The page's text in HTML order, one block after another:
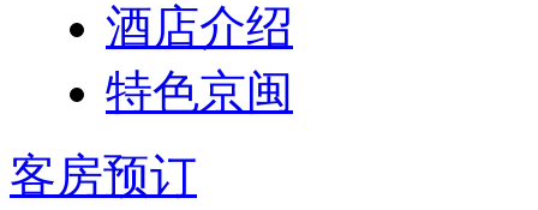
酒店介绍
特色京闽
客房预订